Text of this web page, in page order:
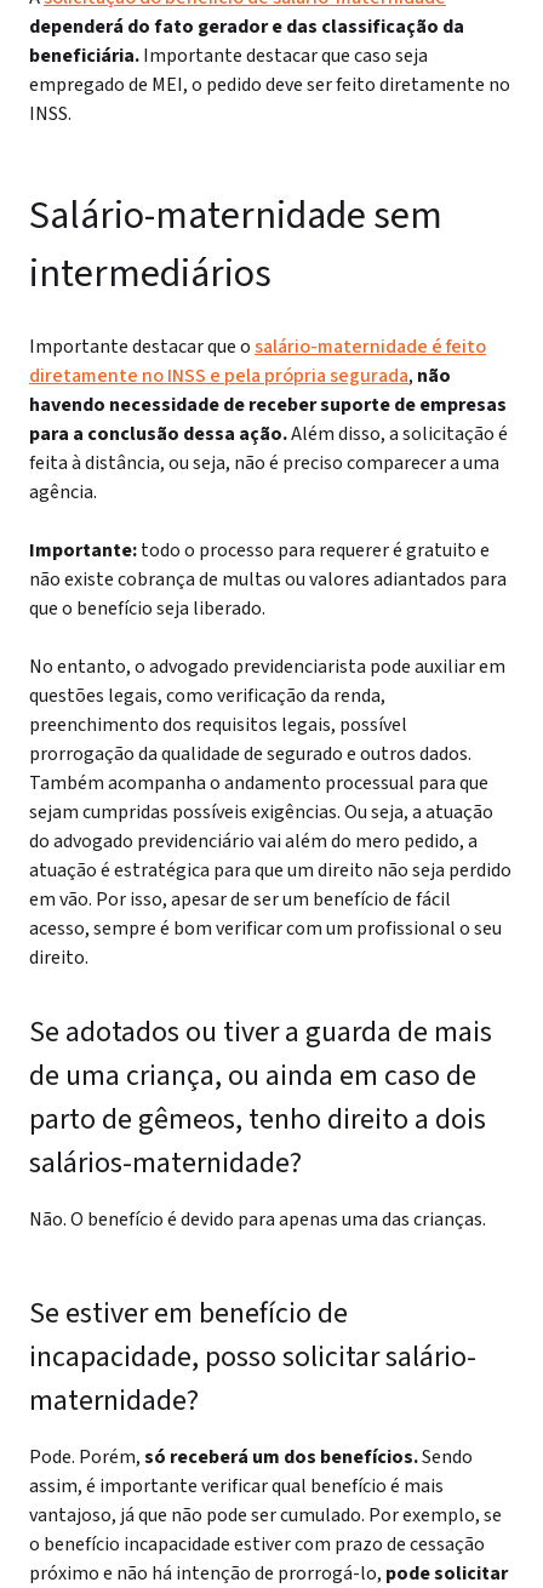
dependerá do fato gerador e das classificação da
beneficiária.Importante destacar que caso seja
empregado de MEI, o pedido deve ser feito diretamente no
INSS.
Salário-maternidade sem
intermediários
Importante destacar que osalário-maternidade é feito
diretamente no INSS e pela própria segurada, não
havendo necessidade de receber suporte de empresas
para a conclusão dessa ação.Além disso, a solicitação é
feita à distância, ou seja, não é preciso comparecer a uma
agência.
Importante:todo o processo para requerer é gratuito e
não existe cobrança de multas ou valores adiantados para
que o benefício seja liberado.
No entanto, o advogado previdenciarista pode auxiliar em
questões legais, como verificação da renda,
preenchimento dos requisitos legais, possível
prorrogação da qualidade de segurado e outros dados.
Também acompanha o andamento processual para que
sejam cumpridas possíveis exigências. Ou seja, a atuação
do advogado previdenciário vai além do mero pedido, a
atuação é estratégica para que um direito não seja perdido
em vão. Por isso, apesar de ser um benefício de fácil
acesso, sempre é bom verificar com um profissional o seu
direito.
Se adotados ou tiver a guarda de mais
de uma criança, ou ainda em caso de
parto de gêmeos, tenho direito a dois
salários-maternidade?
Não. O benefício é devido para apenas uma das crianças.
Se estiver em benefício de
incapacidade, posso solicitar salário-
maternidade?
Pode. Porém,só receberá um dos benefícios.Sendo
assim, é importante verificar qual benefício é mais
vantajoso, já que não pode ser cumulado. Por exemplo, se
o benefício incapacidade estiver com prazo de cessação
próximo e não há intenção de prorrogá-lo, pode solicitar